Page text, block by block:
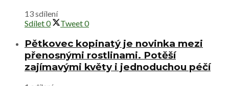
13 sdílení
Sdílet0 Tweet0
Pětkovec kopinatý je novinka mezi
přenosnými rostlinami. Potěší
zajímavými květy i jednoduchou péčí